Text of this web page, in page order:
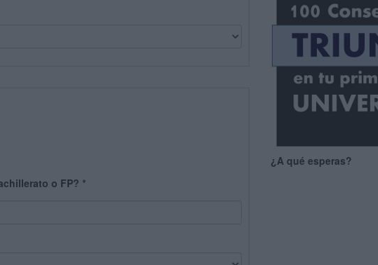
o FP? *
¿A qué esperas?